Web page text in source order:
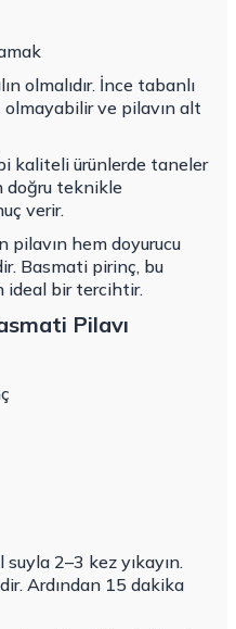
olmalıdır. İnce tabanlı
olmayabilir ve pilavın alt
kaliteli ürünlerde taneler
doğru teknikle
verir.
pilavın hem doyurucu
Basmati pirinç, bu
ideal bir tercihtir.
Pilavı
2–3 kez yıkayın.
Ardından 15 dakika